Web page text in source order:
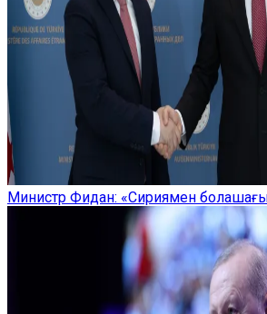
Министр Фидан: «Сириямен